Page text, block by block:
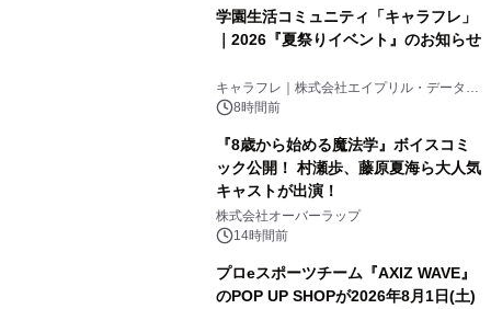
学園生活コミュニティ「キャラフレ」
｜2026『夏祭りイベント』のお知らせ
キャラフレ｜株式会社エイプリル・データ・
デザインズ
8時間前
『8歳から始める魔法学』ボイスコミ
ック公開！ 村瀬歩、藤原夏海ら大人気
キャストが出演！
株式会社オーバーラップ
14時間前
プロeスポーツチーム『AXIZ WAVE』
のPOP UP SHOPが2026年8月1日(土)